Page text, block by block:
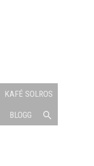
KAFÉ SOLROS
BLOGG SÖK